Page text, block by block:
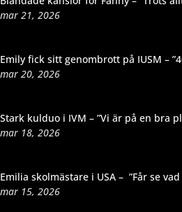
mar 21, 2026
Emily fick sitt genombrott på IUSM –
mar 20, 2026
Stark kulduo i IVM – ”Vi är på en bra
mar 18, 2026
Emilia skolmästare i USA – ”Får se
mar 15, 2026